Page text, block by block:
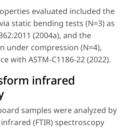
evaluated included the
static bending tests (N=3) as
(2004a), and the
under compression (N=4),
with ASTM-C1186-22 (2022).
infrared
samples were analyzed by
(FTIR) spectroscopy